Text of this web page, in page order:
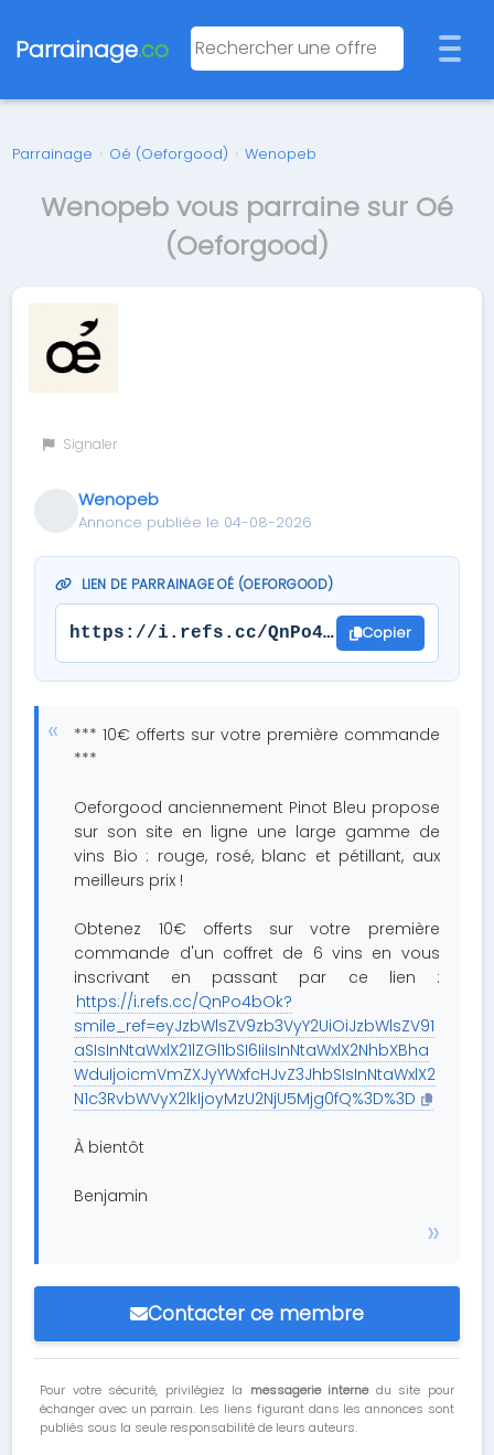
Parrainage.co
Parrainage › Oé (Oeforgood) › Wenopeb
Wenopeb vous parraine sur Oé
(Oeforgood)
Signaler
Wenopeb
Annonce publiée le 04-08-2026
LIEN DE PARRAINAGE OÉ (OEFORGOOD)
https://i.refs.cc/ Copier
*** 10€ offerts sur votre première commande
***
Oeforgood anciennement Pinot Bleu propose
sur son site en ligne une large gamme de
vins Bio : rouge, rosé, blanc et pétillant, aux
meilleurs prix !
Obtenez 10€ offerts sur votre première
commande d'un coffret de 6 vins en vous
inscrivant en passant par ce lien :
https://i.refs.cc/QnPo4bOk?
smile_ref=eyJzbWlsZV9zb3VyY2UiOiJzbWlsZV91
aSIsInNtaWxlX21lZGl1bSI6IiIsInNtaWxlX2NhbXBha
WduIjoicmVmZXJyYWxfcHJvZ3JhbSIsInNtaWxlX2
N1c3RvbWVyX2lkIjoyMzU2NjU5Mjg0fQ%3D%3D
À bientôt
Benjamin
Contacter ce membre
Pour votre sécurité, privilégiez la messagerie internedu site pour
échanger avec un parrain. Les liens figurant dans les annonces sont
publiés sous la seule responsabilité de leurs auteurs.